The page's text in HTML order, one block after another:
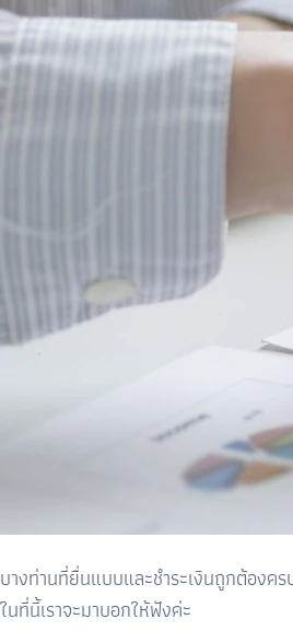
บางท่านที่ยื่นแบบและชำระเงินถูกต้องค
ในที่นี้เราจะมาบอกให้ฟังค่ะ